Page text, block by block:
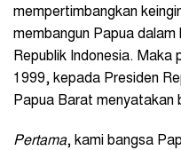
mempertimbangkan
membangun Papua
Republik Indonesia. Maka
1999, kepada Presiden
Papua Barat menyatakan
Pertama, kami bangsa